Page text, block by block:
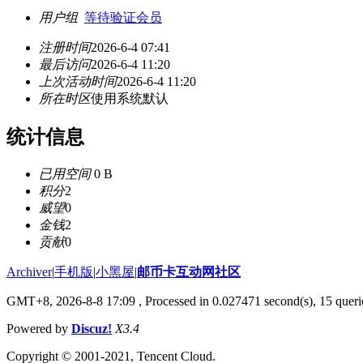
用户组 等待验证会员
注册时间2026-6-4 07:41
最后访问2026-6-4 11:20
上次活动时间2026-6-4 11:20
所在时区使用系统默认
统计信息
已用空间0 B
积分2
威望0
金钱2
贡献0
Archiver|手机版|小黑屋|邮币卡互动网社区
GMT+8, 2026-8-8 17:09 , Processed in 0.027471 second(s), 15
Powered by Discuz! X3.4
Copyright © 2001-2021, Tencent Cloud.